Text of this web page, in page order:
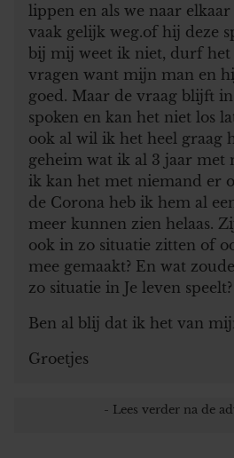
lippen en als we naar
vaak gelijk weg.of hij deze
bij mij weet ik niet, durf het
vragen want mijn man en
goed. Maar de vraag blijft
spoken en kan het niet los
ook al wil ik het heel graag
geheim wat ik al 3 jaar met
ik kan het met niemand er
de Corona heb ik hem al
meer kunnen zien helaas.
ook in zo situatie zitten of
mee gemaakt? En wat
zo situatie in Je leven speelt?
Ben al blij dat ik het van
Groetjes